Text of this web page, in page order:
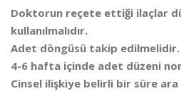
Doktorun reçete ettiği ilaçlar
kullanılmalıdır.
Adet döngüsü takip edilmelidir.
4-6 hafta içinde adet düzeni
Cinsel ilişkiye belirli bir süre